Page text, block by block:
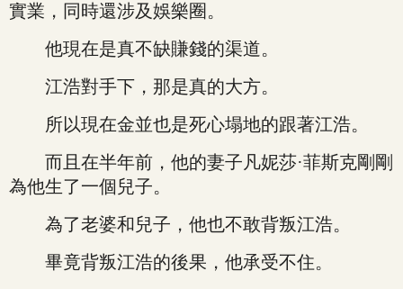
實業，同時還涉及娛樂圈。
他現在是真不缺賺錢的渠道。
江浩對手下，那是真的大方。
所以現在金並也是死心塌地的跟著江浩。
而且在半年前，他的妻子凡妮莎·菲斯克剛剛
為他生了一個兒子。
為了老婆和兒子，他也不敢背叛江浩。
畢竟背叛江浩的後果，他承受不住。